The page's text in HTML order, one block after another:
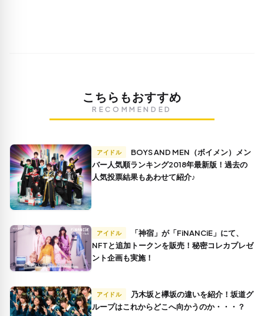
こちらもおすすめ
RECOMMENDED
アイドル
バー人気順ランキング2018年最新版！過去の
人気投票結果もあわせて紹介♪
アイドル
NFTと追加トークンを販売！秘密コレカプレゼ
ント企画も実施！
アイドル
ループはこれからどこへ向かうのか・・・？